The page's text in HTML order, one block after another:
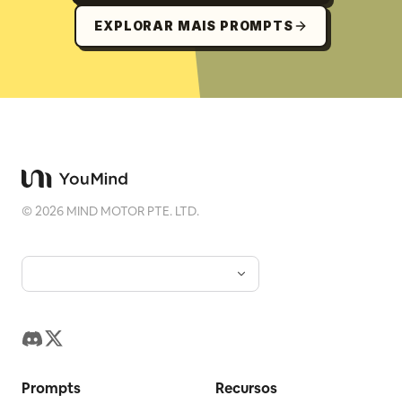
EXPLORAR MAIS PROMPTS
©2026 MIND MOTOR PTE. LTD.
Prompts Recursos